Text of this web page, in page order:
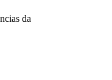
da